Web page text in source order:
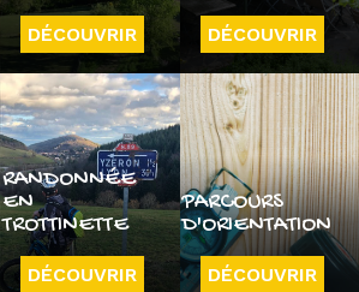
DÉCOUVRIR DÉCOUVRIR
RANDONNÉE
EN
TROTTINETTE
DÉCOUVRIR
PARCOURS
D'ORIENTATION
DÉCOUVRIR